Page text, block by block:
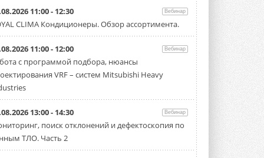
Carrier модернизирует
флагманский чиллер AquaEdge
19XR
Чиллер получил новую версию,
работающую на хладагенте R1234ze ...
31 ИЮЛЯ 2026
Mitsubishi расширяет
компанию MEHITS US Inc. ...
31 ИЮЛЯ 2026
11:00 - 12:30 Вебинар
CLIMA Кондиционеры. Обзор ассортимента.
11:00 - 12:00 Вебинар
с программой подбора, нюансы
VRF – систем Mitsubishi Heavy
13:00 - 14:30 Вебинар
поиск отклонений и дефектоскопия по
ТЛО. Часть 2